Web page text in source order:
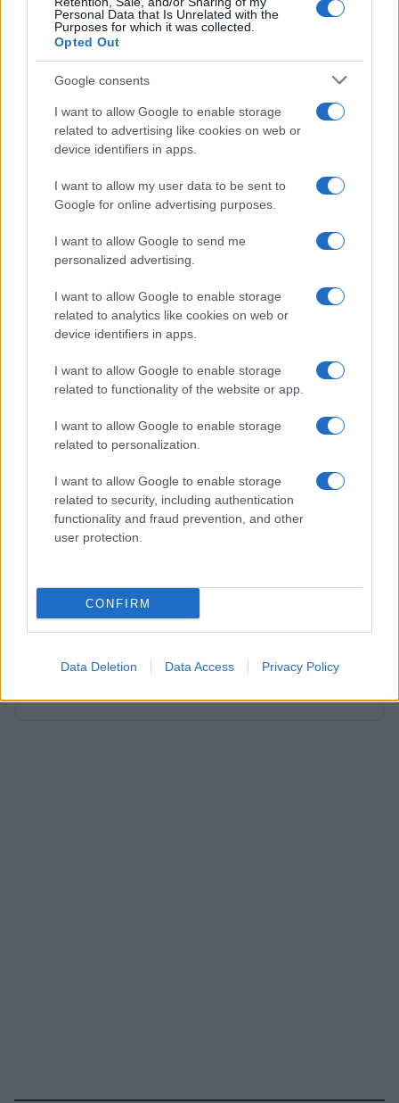
Personal Data that Is Unrelated with the
Purposes for which it was collected.
Opted Out
Google consents
I want to allow Google to enable storage
related to advertising like cookies on web or
device identifiers in apps.
I want to allow my user data to be sent to
Google for online advertising purposes.
I want to allow Google to send me
personalized advertising.
I want to allow Google to enable storage
related to analytics like cookies on web or
device identifiers in apps.
I want to allow Google to enable storage
related to functionality of the website or app.
I want to allow Google to enable storage
related to personalization.
I want to allow Google to enable storage
related to security, including authentication
functionality and fraud prevention, and other
user protection.
CONFIRM
Data Deletion Data Access Privacy Policy
Brundle wijst erop dat Verstappen de beste coureur
op de grid is en dat het logisch is dat teams en
managers verkennende gesprekken voeren.
Verstappen is de beste coureur op de grid, naar
mijn mening, op dit moment. Hij is nog altijd de
snelste en de meest consistente en maakt de
minste fouten
Het is nog onduidelijk of Verstappen daadwerkelijk
zal vertrekken, maar de speculaties blijven
aanhouden. Wat denk jij? Moet Verstappen trouw
Redactie Newz